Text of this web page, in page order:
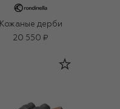
Кожаные дерби
20 550 ₽